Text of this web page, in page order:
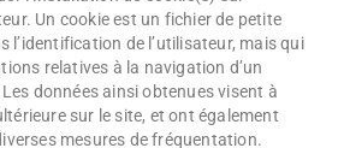
Un cookie est un fichier de petite
l’identification de l’utilisateur, mais qui
relatives à la navigation d’un
données ainsi obtenues visent à
sur le site, et ont également
mesures de fréquentation.